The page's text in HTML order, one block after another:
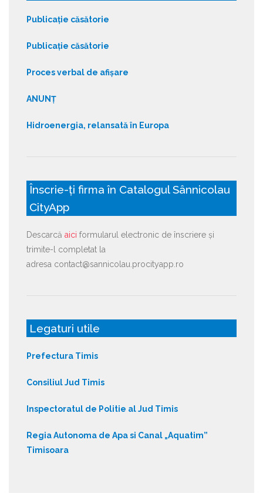
Publicație căsătorie
Publicație căsătorie
Proces verbal de afișare
ANUNȚ
Hidroenergia, relansată în Europa
Înscrie-ți firma în Catalogul Sânnicolau
CityApp
Descarcă aici formularul electronic de înscriere și
trimite-l completat la
adresa contact@sannicolau.procityapp.ro
Legaturi utile
Prefectura Timis
Consiliul Jud Timis
Inspectoratul de Politie al Jud Timis
Regia Autonoma de Apa si Canal „Aquatim”
Timisoara